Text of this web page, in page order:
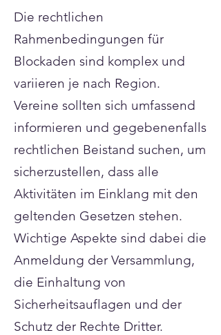
Die rechtlichen
Rahmenbedingungen für
Blockaden sind komplex und
variieren je nach Region.
Vereine sollten sich umfassend
informieren und gegebenenfalls
rechtlichen Beistand suchen, um
sicherzustellen, dass alle
Aktivitäten im Einklang mit den
geltenden Gesetzen stehen.
Wichtige Aspekte sind dabei die
Anmeldung der Versammlung,
die Einhaltung von
Sicherheitsauflagen und der
Schutz der Rechte Dritter.